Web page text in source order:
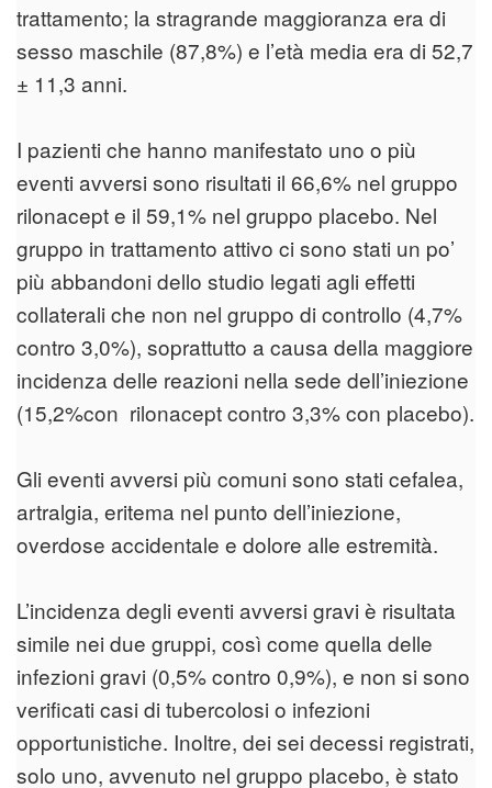
trattamento; la stragrande maggioranza era di
sesso maschile (87,8%) e l’età media era di 52,7
± 11,3 anni.
I pazienti che hanno manifestato uno o più
eventi avversi sono risultati il 66,6% nel gruppo
rilonacept e il 59,1% nel gruppo placebo. Nel
gruppo in trattamento attivo ci sono stati un po’
più abbandoni dello studio legati agli effetti
collaterali che non nel gruppo di controllo (4,7%
contro 3,0%), soprattutto a causa della maggiore
incidenza delle reazioni nella sede dell’iniezione
(15,2%con rilonacept contro 3,3% con placebo).
Gli eventi avversi più comuni sono stati cefalea,
artralgia, eritema nel punto dell’iniezione,
overdose accidentale e dolore alle estremità.
L’incidenza degli eventi avversi gravi è risultata
simile nei due gruppi, così come quella delle
infezioni gravi (0,5% contro 0,9%), e non si sono
verificati casi di tubercolosi o infezioni
opportunistiche. Inoltre, dei sei decessi registrati,
solo uno, avvenuto nel gruppo placebo, è stato